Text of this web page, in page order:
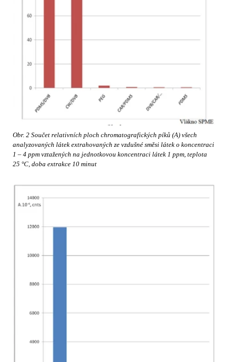
Obr. 2 Součet relativních ploch chromatografických píků (A) všech
analyzovaných látek extrahovaných ze vzdušné směsi látek o koncentraci
1 – 4 ppm vztažených na jednotkovou koncentraci látek 1 ppm, teplota
25 °C, doba extrakce 10 minut